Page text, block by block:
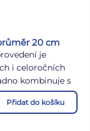
20 cm
je
i celoročních
kombinuje s
ozdobami
například k
Přidat do košíku